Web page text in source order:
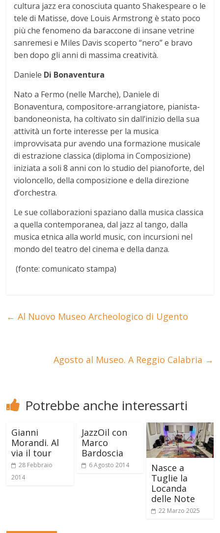
cultura jazz era conosciuta quanto Shakespeare o le
tele di Matisse, dove Louis Armstrong è stato poco
più che fenomeno da baraccone di insane vetrine
sanremesi e Miles Davis scoperto “nero” e bravo
ben dopo gli anni di massima creatività.
Daniele Di Bonaventura
Nato a Fermo (nelle Marche), Daniele di
Bonaventura, compositore-arrangiatore, pianista-
bandoneonista, ha coltivato sin dall’inizio della sua
attività un forte interesse per la musica
improvvisata pur avendo una formazione musicale
di estrazione classica (diploma in Composizione)
iniziata a soli 8 anni con lo studio del pianoforte, del
violoncello, della composizione e della direzione
d’orchestra.
Le sue collaborazioni spaziano dalla musica classica
a quella contemporanea, dal jazz al tango, dalla
musica etnica alla world music, con incursioni nel
mondo del teatro del cinema e della danza.
(fonte: comunicato stampa)
← Al Nuovo Museo Archeologico di Ugento
Agosto al Museo. A Reggio Calabria →
Potrebbe anche interessarti
Gianni
Morandi. Al
via il tour
28 Febbraio
2014
JazzOil con
Marco
Bardoscia
6 Agosto 2014
Nasce a
Tuglie la
Locanda
delle Note
22 Marzo 2025